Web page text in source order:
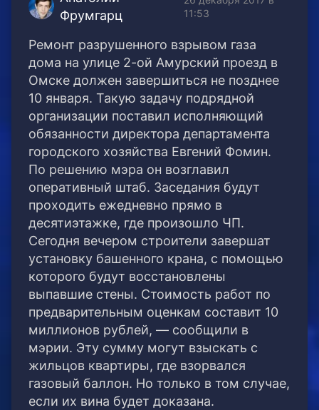
Фрумгарц
11:53
Ремонт разрушенного взрывом газа
дома на улице 2-ой Амурский проезд в
Омске должен завершиться не позднее
10 января. Такую задачу подрядной
организации поставил исполняющий
обязанности директора департамента
городского хозяйства Евгений Фомин.
По решению мэра он возглавил
оперативный штаб. Заседания будут
проходить ежедневно прямо в
десятиэтажке, где произошло ЧП.
Сегодня вечером строители завершат
установку башенного крана, с помощью
которого будут восстановлены
выпавшие стены. Стоимость работ по
предварительным оценкам составит 10
миллионов рублей, — сообщили в
мэрии. Эту сумму могут взыскать с
жильцов квартиры, где взорвался
газовый баллон. Но только в том случае,
если их вина будет доказана.